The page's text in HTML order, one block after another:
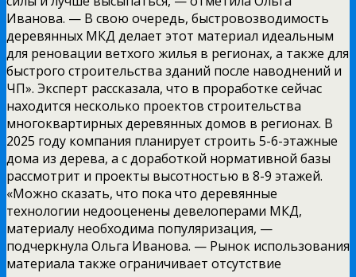
Иванова. — В свою очередь, быстровозводимость
деревянных МКД делает этот материал идеальным
для реновации ветхого жилья в регионах, а также для
быстрого строительства зданий после наводнений и
ЧП». Эксперт рассказала, что в проработке сейчас
находится несколько проектов строительства
многоквартирных деревянных домов в регионах. В
2025 году компания планирует строить 5-6-этажные
дома из дерева, а с доработкой нормативной базы
рассмотрит и проекты высотностью в 8-9 этажей.
«Можно сказать, что пока что деревянные
технологии недооценены девелоперами МКД,
материалу необходима популяризация, —
подчеркнула Ольга Иванова. — Рынок использования
материала также ограничивает отсутствие